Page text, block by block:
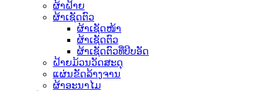
ຜ້າຝ້າຍ
ຜ້າເຊັດຕົວ
ຜ້າເຊັດໜ້າ
ຜ້າເຊັດຕົວ
ຜ້າເຊັດຕົວທີ່ບີບອັດ
ຝ້າຍມ້ວນວັດສະດຸ
ແຜ່ນຂັດລ້າງຈານ
ຜ້າອະນາໄມ